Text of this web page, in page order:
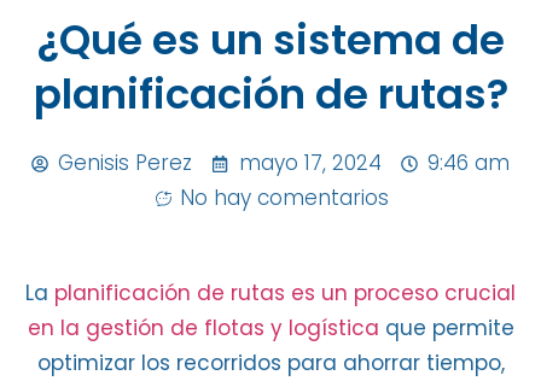
¿Qué es un sistema de
planificación de rutas?
Genisis Perez mayo 17, 2024
9:46 am
No hay comentarios
La planificación de rutas es un proceso crucial
en la gestión de flotas y logística que permite
optimizar los recorridos para ahorrar tiempo,